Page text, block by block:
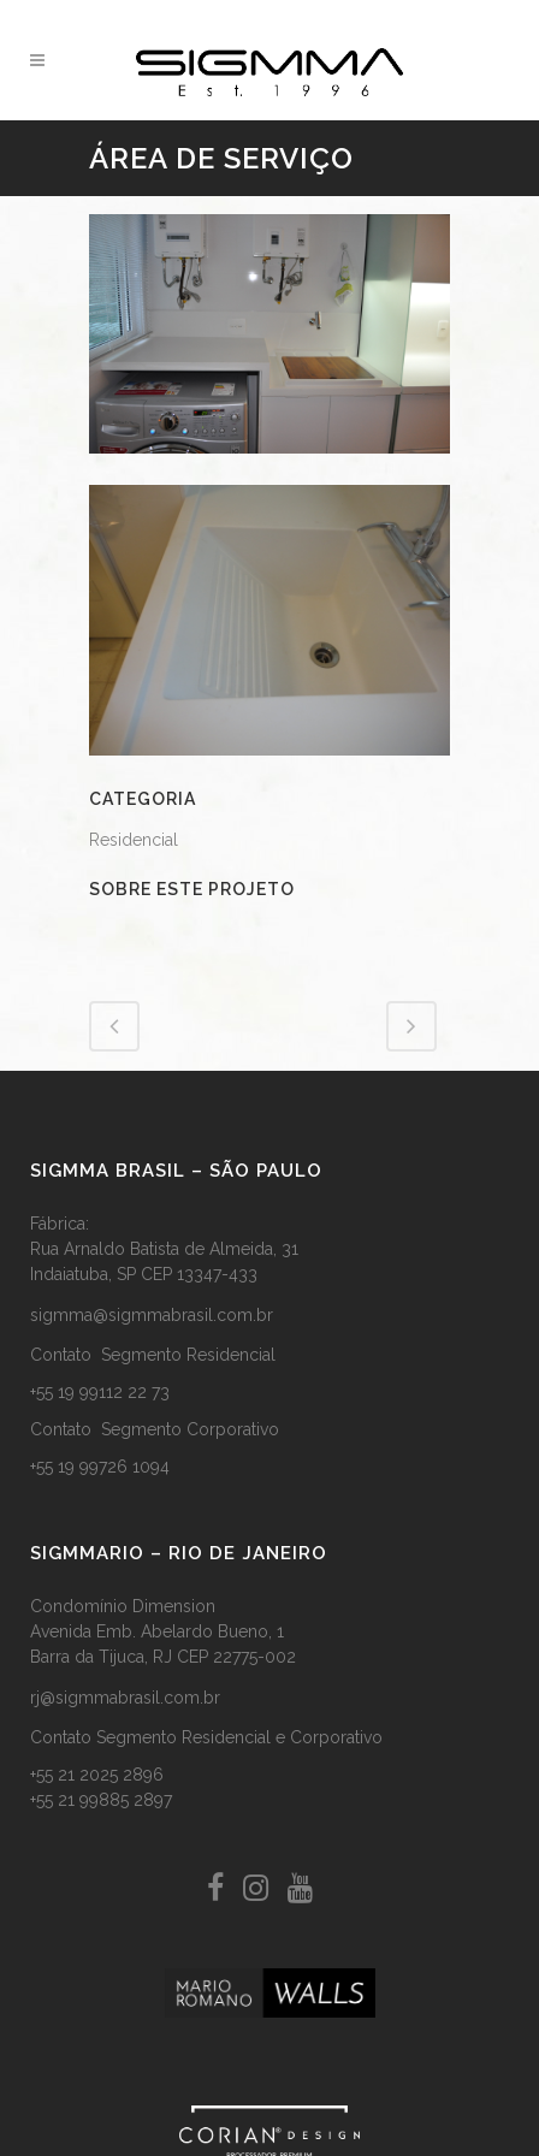
ÁREA DE SERVIÇO
CATEGORIA
Residencial
SOBRE ESTE PROJETO
SIGMMA BRASIL – SÃO PAULO
Fábrica:
Rua Arnaldo Batista de Almeida, 31
Indaiatuba, SP CEP 13347-433
sigmma@sigmmabrasil.com.br
Contato Segmento Residencial
+55 19 99112 22 73
Contato Segmento Corporativo
+55 19 99726 1094
SIGMMARIO – RIO DE JANEIRO
Condomínio Dimension
Avenida Emb. Abelardo Bueno, 1
Barra da Tijuca, RJ CEP 22775-002
rj@sigmmabrasil.com.br
Contato Segmento Residencial e Corporativo
+55 21 2025 2896
+55 21 99885 2897